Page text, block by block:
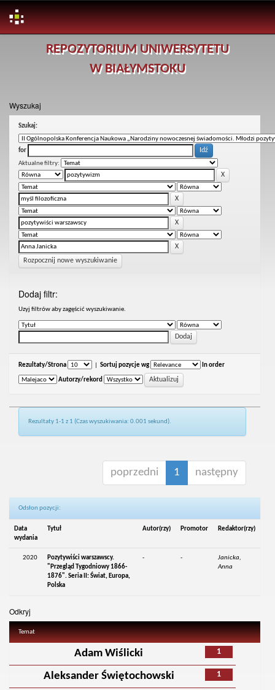
REPOZYTORIUM UNIWERSYTETU
W BIAŁYMSTOKU
Wyszukaj
Szukaj:
for
Aktualne filtry:
Rozpocznij nowe wyszukiwanie
Dodaj filtr:
Uzyj filtrów aby zagęścić wyszukiwanie.
Rezultaty/Strona Sortuj pozycje wg In order
Autorzy/rekord
Rezultaty 1-1 z 1 (Czas wyszukiwania: 0.001 sekund).
poprzedni 1 następny
Odsłon pozycji:
Data
wydania
Tytuł Autor(rzy) Promotor Redaktor(rzy)
2020
Pozytywiści warszawscy.
"Przegląd Tygodniowy 1866-
1876". Seria II: Świat, Europa,
Polska
- -
Janicka,
Anna
Odkryj
Temat
1
Adam Wiślicki
1
Aleksander Świętochowski